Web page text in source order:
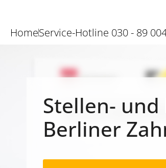
HomeService-Hotline 030 - 89
Stellen-
Berliner